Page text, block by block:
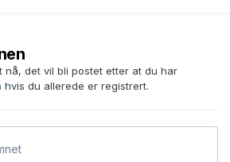
nå, det vil bli postet etter at du har
hvis du allerede er registrert.